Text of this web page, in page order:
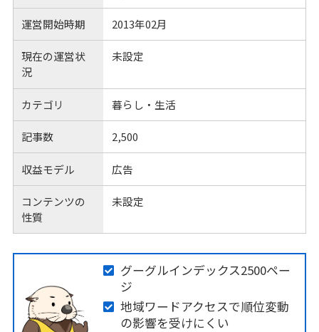
運営開始時期 2013年02月
現在の運営状
況
未設定
カテゴリ 暮らし・生活
記事数 2,500
収益モデル 広告
コンテンツの
性質
未設定
グーグルインデックス2500ペー
ジ
地域ワードアクセスで順位変動
の影響を受けにくい